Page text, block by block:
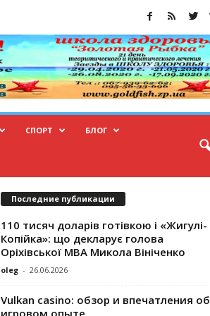
СПОРТ БЛОГ
Последние публикации
110 тисяч доларів готівкою і «Жигулі-
Копійка»: що декларує голова
Оріхівської МВА Микола Вініченко
oleg - 26.06.2026
Vulkan casino: обзор и впечатления об
игровом опыте